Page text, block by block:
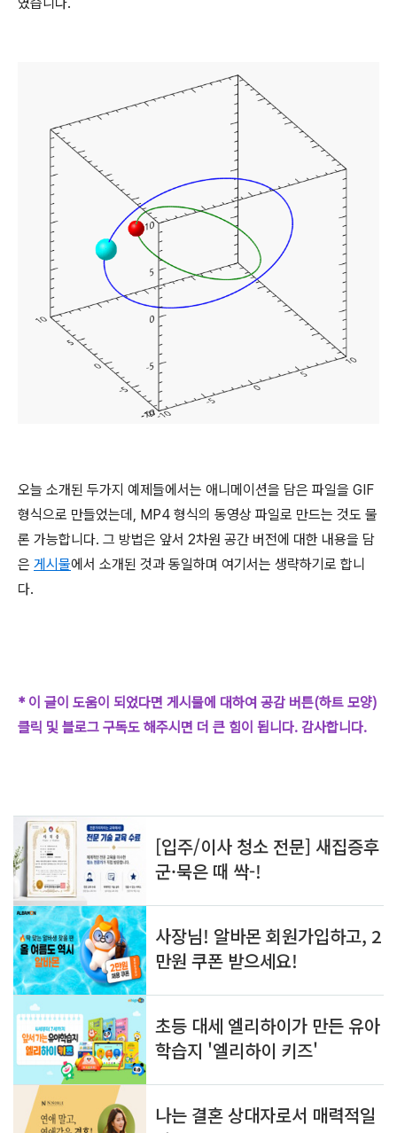
오늘 소개된 두가지 예제들에서는 애니메이션을 담은 파일을 GIF
형식으로 만들었는데, MP4 형식의 동영상 파일로 만드는 것도 물
론 가능합니다. 그 방법은 앞서 2차원 공간 버전에 대한 내용을 담
은 게시물에서 소개된 것과 동일하며 여기서는 생략하기로 합니
다.
* 이 글이 도움이 되었다면 게시물에 대하여 공감 버튼(하트 모양)
클릭 및 블로그 구독도 해주시면 더 큰 힘이 됩니다. 감사합니다.